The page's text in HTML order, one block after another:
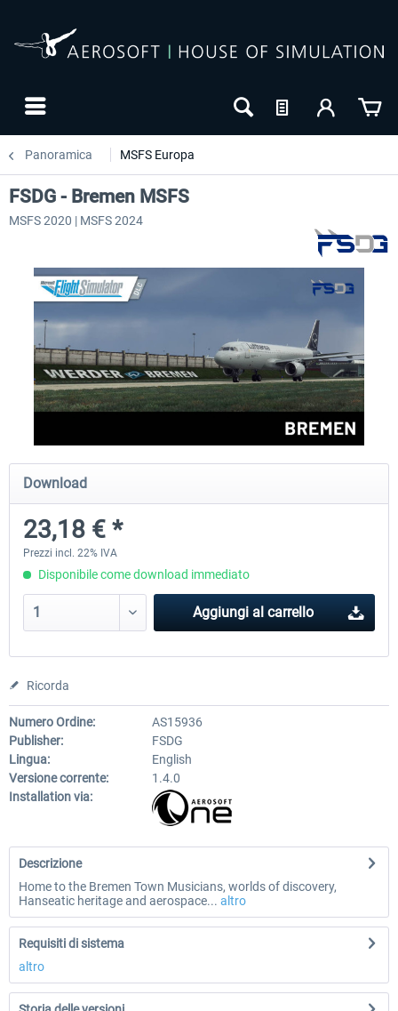
Panoramica MSFS Europa
Aerosoft Airport Cologne/Bonn
18,40 € *
sim-wings Hamburg
FSDG - Bremen MSFS
MSFS 2020 | MSFS 2024
Download
23,18 € *
Prezzi incl. 22% IVA
Disponibile come download immediato
Aggiungi al carrello
Ricorda
Numero Ordine:
AS15936
Publisher:
FSDG
Lingua:
English
Versione corrente:
1.4.0
Installation via:
Descrizione
Home to the Bremen Town Musicians, worlds of discovery,
Hanseatic heritage and aerospace... altro
Requisiti di sistema
altro